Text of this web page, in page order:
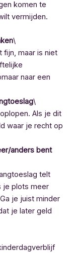
komen te
vermijden.
\
fijn, maar is niet
naar een
\
Als je dit
waar je recht op
anders bent
telt
je plots meer
je juist minder
je later geld